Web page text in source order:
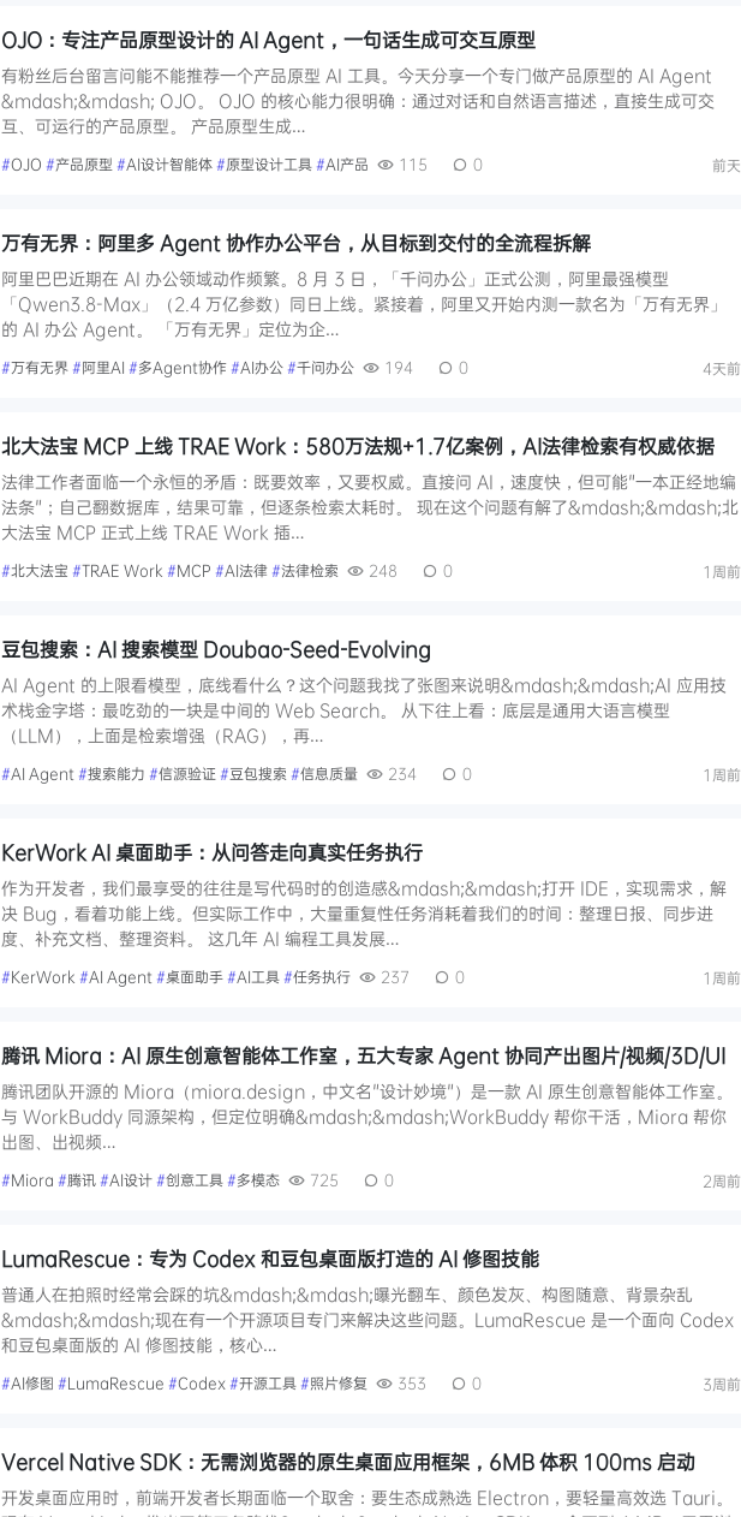
OJO：专注产品原型设计的 AI Agent，一句话生成可交互原型
有粉丝后台留言问能不能推荐一个产品原型 AI 工具。今天分享一个专门做产品原型的 AI Agent
&mdash;&mdash; OJO。 OJO 的核心能力很明确：通过对话和自然语言描述，直接生成可交
互、可运行的产品原型。 产品原型生成…
#OJO #产品原型 #AI设计智能体#原型设计工具#AI产品 115 0 前天
万有无界：阿里多 Agent 协作办公平台，从目标到交付的全流程拆解
阿里巴巴近期在 AI 办公领域动作频繁。8 月 3 日，「千问办公」正式公测，阿里最强模型
「Qwen3.8-Max」（2.4 万亿参数）同日上线。紧接着，阿里又开始内测一款名为「万有无界」
的 AI 办公 Agent。 「万有无界」定位为企…
#万有无界#阿里AI #多Agent协作#AI办公#千问办公 194 0 4天前
北大法宝 MCP 上线 TRAE Work：580万法规+1.7亿案例，AI法律检索有权威依据
法律工作者面临一个永恒的矛盾：既要效率，又要权威。直接问 AI，速度快，但可能"一本正经地编
法条"；自己翻数据库，结果可靠，但逐条检索太耗时。 现在这个问题有解了&mdash;&mdash;北
大法宝 MCP 正式上线 TRAE Work 插…
#北大法宝 #TRAE Work #MCP #AI法律#法律检索 248 0 1周前
豆包搜索：AI 搜索模型 Doubao-Seed-Evolving
AI Agent 的上限看模型，底线看什么？这个问题我找了张图来说明&mdash;&mdash;AI 应用技
术栈金字塔：最吃劲的一块是中间的 Web Search。 从下往上看：底层是通用大语言模型
（LLM），上面是检索增强（RAG），再…
#AI Agent #搜索能力 #信源验证 #豆包搜索 #信息质量 234 0 1周前
KerWork AI 桌面助手：从问答走向真实任务执行
作为开发者，我们最享受的往往是写代码时的创造感&mdash;&mdash;打开 IDE，实现需求，解
决 Bug，看着功能上线。但实际工作中，大量重复性任务消耗着我们的时间：整理日报、同步进
度、补充文档、整理资料。 这几年 AI 编程工具发展…
#KerWork #AI Agent #桌面助手#AI工具#任务执行 237 0 1周前
腾讯 Miora：AI 原生创意智能体工作室，五大专家 Agent 协同产出图片/视频/3D/UI
腾讯团队开源的 Miora（miora.design，中文名"设计妙境"）是一款 AI 原生创意智能体工作室。
与 WorkBuddy 同源架构，但定位明确&mdash;&mdash;WorkBuddy 帮你干活，Miora 帮你
出图、出视频…
#Miora #腾讯#AI设计#创意工具#多模态 725 0 2周前
LumaRescue：专为 Codex 和豆包桌面版打造的 AI 修图技能
普通人在拍照时经常会踩的坑&mdash;&mdash;曝光翻车、颜色发灰、构图随意、背景杂乱
&mdash;&mdash;现在有一个开源项目专门来解决这些问题。LumaRescue 是一个面向 Codex
和豆包桌面版的 AI 修图技能，核心…
#AI修图 #LumaRescue #Codex#开源工具#照片修复 353 0 3周前
Vercel Native SDK：无需浏览器的原生桌面应用框架，6MB 体积 100ms 启动
开发桌面应用时，前端开发者长期面临一个取舍：要生态成熟选 Electron，要轻量高效选 Tauri。